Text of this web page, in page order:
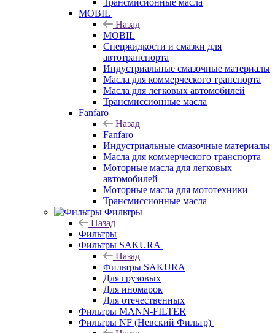
Трансмисионные масла
MOBIL
Назад
MOBIL
Cпецжидкости и смазки для
автотранспорта
Индустриальные смазочные материалы
Масла для коммерческого транспорта
Масла для легковых автомобилей
Трансмиссионные масла
Fanfaro
Назад
Fanfaro
Индустриальные смазочные материалы
Масла для коммерческого транспорта
Моторные масла для легковых
автомобилей
Моторные масла для мототехники
Трансмиссионные масла
Фильтры
Назад
Фильтры
Фильтры SAKURA
Назад
Фильтры SAKURA
Для грузовых
Для иномарок
Для отечественных
Фильтры MANN-FILTER
Фильтры NF (Невский Фильтр)